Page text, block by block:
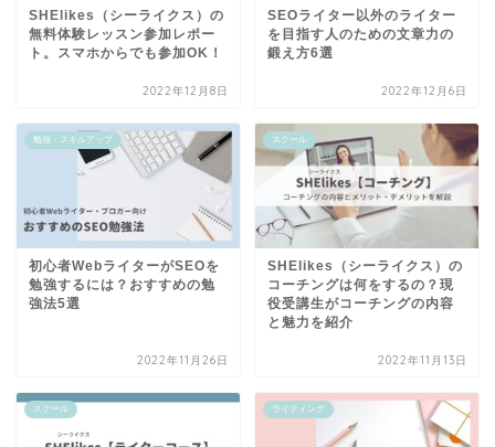
SHElikes（シーライクス）の
無料体験レッスン参加レポー
ト。スマホからでも参加OK！
2022年12月8日
SEOライター以外のライター
を目指す人のための文章力の
鍛え方6選
2022年12月6日
勉強・スキルアップ
初心者WebライターがSEOを
勉強するには？おすすめの勉
強法5選
2022年11月26日
スクール
SHElikes（シーライクス）の
コーチングは何をするの？現
役受講生がコーチングの内容
と魅力を紹介
2022年11月13日
スクール ライティング